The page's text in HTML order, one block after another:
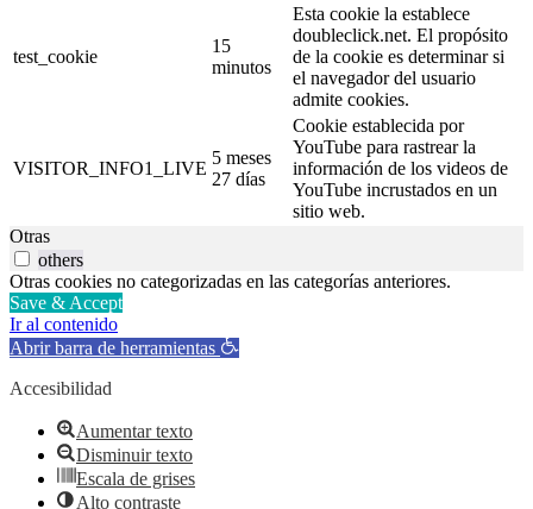
test_cookie
15
minutos
Esta cookie la establece
doubleclick.net. El propósito
de la cookie es determinar si
el navegador del usuario
admite cookies.
VISITOR_INFO1_LIVE
5 meses
27 días
Cookie establecida por
YouTube para rastrear la
información de los videos de
YouTube incrustados en un
sitio web.
Otras
others
Otras cookies no categorizadas en las categorías anteriores.
Save & Accept
Ir al contenido
Abrir barra de herramientas
Accesibilidad
Aumentar texto
Disminuir texto
Escala de grises
Alto contraste